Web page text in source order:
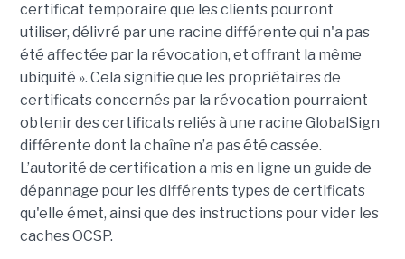
certificat temporaire que les clients pourront
utiliser, délivré par une racine différente qui n'a pas
été affectée par la révocation, et offrant la même
ubiquité ». Cela signifie que les propriétaires de
certificats concernés par la révocation pourraient
obtenir des certificats reliés à une racine GlobalSign
différente dont la chaîne n’a pas été cassée.
L’autorité de certification a mis en ligne un guide de
dépannage pour les différents types de certificats
qu'elle émet, ainsi que des instructions pour vider les
caches OCSP.